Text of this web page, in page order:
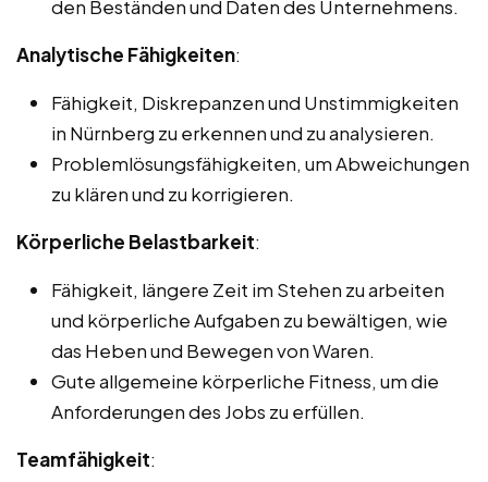
den Beständen und Daten des Unternehmens.
Analytische Fähigkeiten:
Fähigkeit, Diskrepanzen und Unstimmigkeiten
in Nürnberg zu erkennen und zu analysieren.
Problemlösungsfähigkeiten, um Abweichungen
zu klären und zu korrigieren.
Körperliche Belastbarkeit:
Fähigkeit, längere Zeit im Stehen zu arbeiten
und körperliche Aufgaben zu bewältigen, wie
das Heben und Bewegen von Waren.
Gute allgemeine körperliche Fitness, um die
Anforderungen des Jobs zu erfüllen.
Teamfähigkeit: